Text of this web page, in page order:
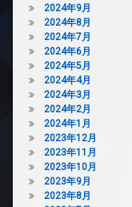
敷
地
内
ゴ
ミ
置
き
場
防
犯
カ
メ
ラ
2024年9月
2024年8月
2024年7月
2024年6月
2024年5月
2024年4月
2024年3月
2024年2月
2024年1月
2023年12月
2023年11月
2023年10月
2023年9月
2023年8月